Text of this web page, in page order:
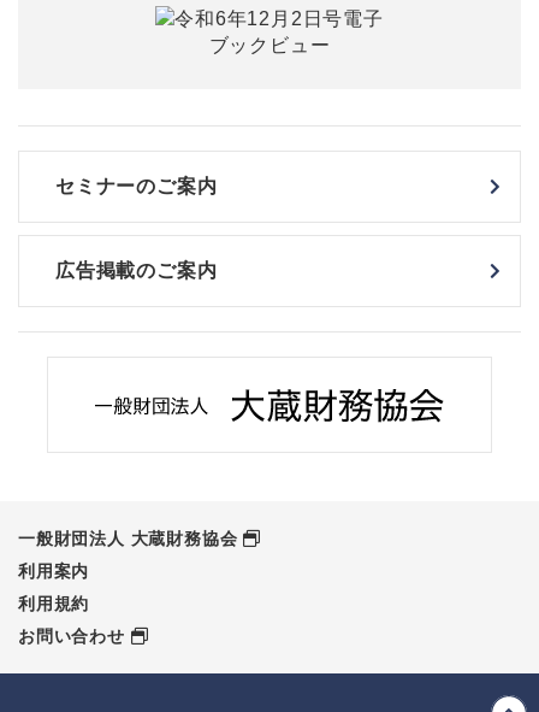
セミナーのご案内
広告掲載のご案内
一般財団法人 大蔵財務協会
利用案内
利用規約
お問い合わせ